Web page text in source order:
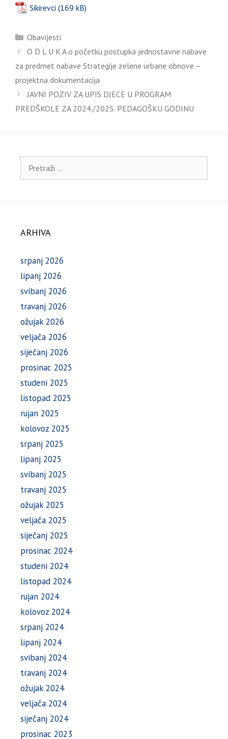
Sikirevci
Kategorije
Obavijesti
O D L U K A o početku postupka jednostavne nabave
za predmet nabave Strategije zelene urbane obnove –
projektna dokumentacija
JAVNI POZIV ZA UPIS DJECE U PROGRAM
PREDŠKOLE ZA 2024./2025. PEDAGOŠKU GODINU
ARHIVA
srpanj 2026
lipanj 2026
svibanj 2026
travanj 2026
ožujak 2026
veljača 2026
siječanj 2026
prosinac 2025
studeni 2025
listopad 2025
rujan 2025
kolovoz 2025
srpanj 2025
lipanj 2025
svibanj 2025
travanj 2025
ožujak 2025
veljača 2025
siječanj 2025
prosinac 2024
studeni 2024
listopad 2024
rujan 2024
kolovoz 2024
srpanj 2024
lipanj 2024
svibanj 2024
travanj 2024
ožujak 2024
veljača 2024
siječanj 2024
prosinac 2023